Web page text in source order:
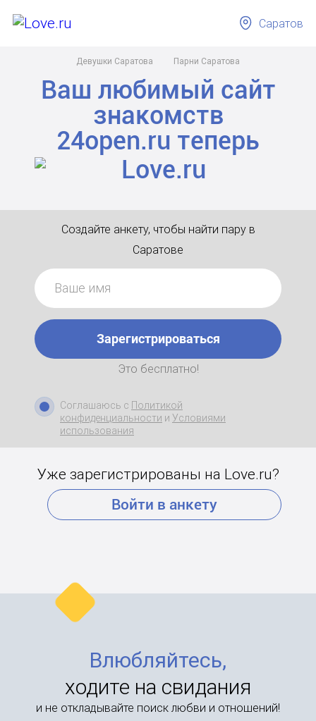
Девушки Саратова Парни Саратова
Саратов
Ваш любимый сайт
знакомств
24open.ru теперь
Создайте анкету, чтобы найти пару в
Саратове
Зарегистрироваться
Это бесплатно!
Соглашаюсь с Политикой
конфиденциальности и Условиями
использования
Уже зарегистрированы на Love.ru?
Войти в анкету
Влюбляйтесь,
ходите на свидания
и не откладывайте поиск любви и отношений!